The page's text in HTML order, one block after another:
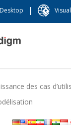
|
des cas